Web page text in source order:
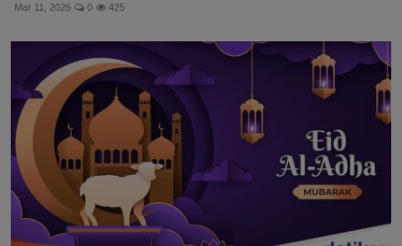
Mar 11, 2026 0 425